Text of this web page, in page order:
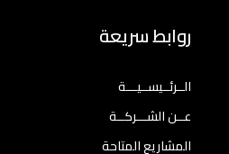
روابط سريعة
الــرئــيســيـــة
عــن الشـــركــة
المشاريع المتاحة